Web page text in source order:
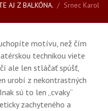
KÚPOU
AJ Z BALKÓNA. / Srnec Karol
motívu, než čím
technikou viete
ale len stláčať spúšť,
urobí z nekontrastných
sú to len „cvaky“
zachyteného a